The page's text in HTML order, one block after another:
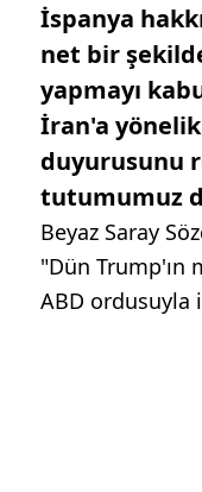
İspanya
net bir
yapmayı
İran'a yönelik
duyurusunu
tutumumuz
Beyaz Saray
"Dün Trump'ın
ABD ordusuyla